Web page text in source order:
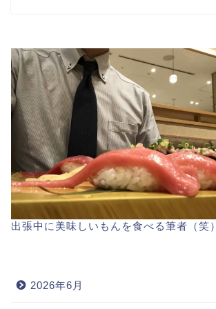
出張中に美味しいもんを食べる筆者（笑）
2026年6月